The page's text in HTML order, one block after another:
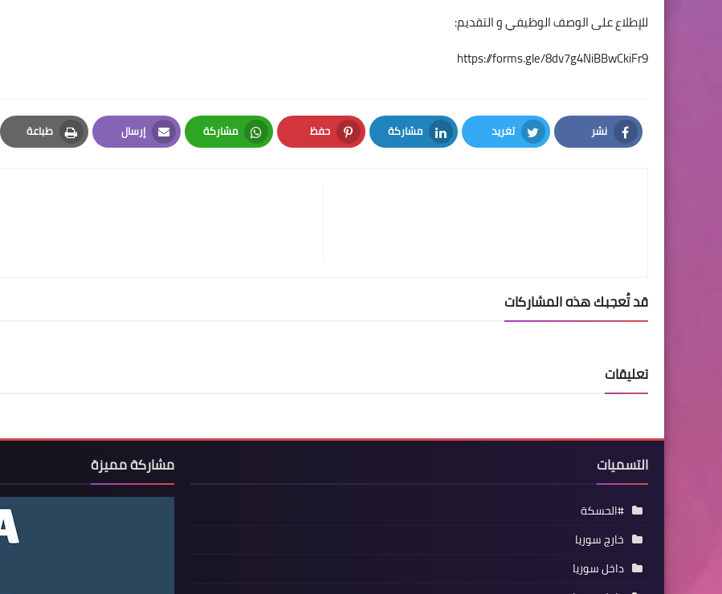
للإطلاع على الوصف الوظيفي و التقديم:
https://forms.gle/8dv7g4NiBBwCkiFr9
نشر
Facebook
تغريد
Twitter
مشاركة
LinkedIn
حفظ
Pinterest
مشاركة
Whatsapp
إرسال
Email
طباعة
Print
قد تُعجبك هذه المشاركات
تعليقات
التسميات
#الحسكة
خارج سوريا
داخل سوريا
مشاركة مميزة